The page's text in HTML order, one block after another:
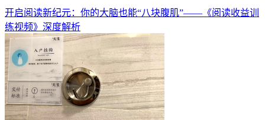
开启阅读新纪元：你的大脑也能“八块腹肌”——《阅读收益训
练视频》深度解析